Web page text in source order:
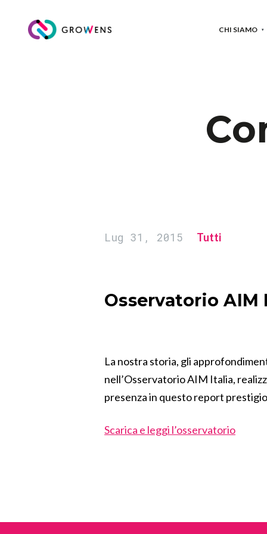
CHI SIAMO
Lug 31, 2015 Tutti
Osservatorio
La nostra storia, gli
nell’Osservatorio AIM Italia,
presenza in questo report
Scarica e leggi l’osservatorio